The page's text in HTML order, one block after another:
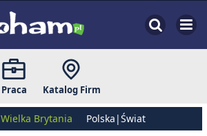
Praca Katalog Firm
Wielka Brytania Polska|Świat